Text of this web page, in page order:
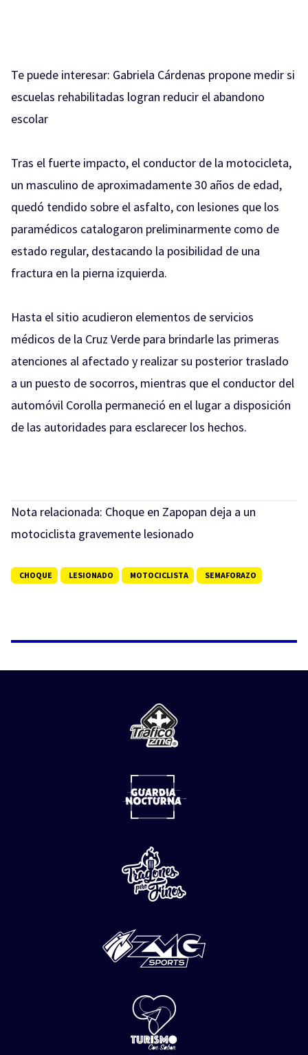
Te puede interesar: Gabriela Cárdenas propone medir si
escuelas rehabilitadas logran reducir el abandono
escolar
Tras el fuerte impacto, el conductor de la motocicleta,
un masculino de aproximadamente 30 años de edad,
quedó tendido sobre el asfalto, con lesiones que los
paramédicos catalogaron preliminarmente como de
estado regular, destacando la posibilidad de una
fractura en la pierna izquierda.
Hasta el sitio acudieron elementos de servicios
médicos de la Cruz Verde para brindarle las primeras
atenciones al afectado y realizar su posterior traslado
a un puesto de socorros, mientras que el conductor del
automóvil Corolla permaneció en el lugar a disposición
de las autoridades para esclarecer los hechos.
Nota relacionada: Choque en Zapopan deja a un
motociclista gravemente lesionado
CHOQUE LESIONADO MOTOCICLISTA SEMAFORAZO